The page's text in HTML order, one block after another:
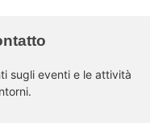
sugli eventi e le attività